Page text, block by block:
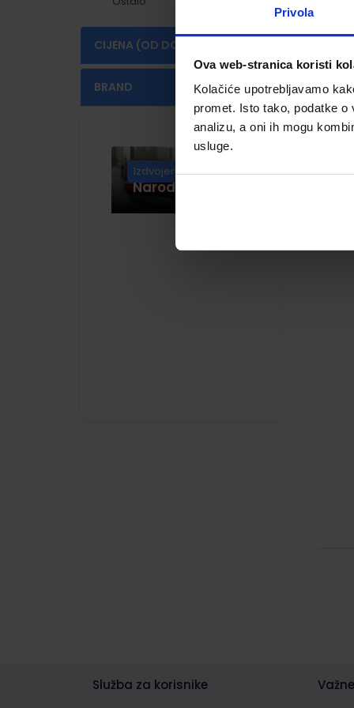
Privola
Ova web-stranica koristi
Kolačiće upotrebljavamo
promet. Isto tako, podatke
analizu, a oni ih mogu
usluge.
CIJENA (OD DO)
BRAND
(4)
Knjige u izdanju
Narodnih novina
Izdvojeno
Služba za korisnike